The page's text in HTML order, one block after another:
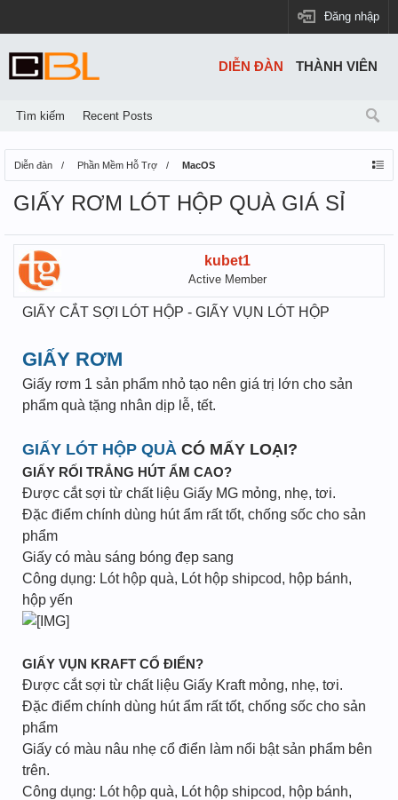
Đăng nhập
Diễn đàn Phần Mềm Hỗ Trợ MacOS
GIẤY RƠM LÓT HỘP QUÀ GIÁ SỈ
kubet1
Active Member
GIẤY CẮT SỢI LÓT HỘP - GIẤY VỤN LÓT HỘP
GIẤY RƠM
Giấy rơm 1 sản phẩm nhỏ tạo nên giá trị lớn cho sản
phẩm quà tặng nhân dịp lễ, tết.
GIẤY LÓT HỘP QUÀ CÓ MẤY LOẠI?
GIẤY RỐI TRẮNG HÚT ẨM CAO?
Được cắt sợi từ chất liệu Giấy MG mỏng, nhẹ, tơi.
Đặc điểm chính dùng hút ẩm rất tốt, chống sốc cho sản
phẩm
Giấy có màu sáng bóng đẹp sang
Công dụng: Lót hộp quà, Lót hộp shipcod, hộp bánh,
hộp yến
GIẤY VỤN KRAFT CỔ ĐIỂN?
Được cắt sợi từ chất liệu Giấy Kraft mỏng, nhẹ, tơi.
Đặc điểm chính dùng hút ẩm rất tốt, chống sốc cho sản
phẩm
Giấy có màu nâu nhẹ cổ điển làm nổi bật sản phẩm bên
trên.
Công dụng: Lót hộp quà, Lót hộp shipcod, hộp bánh,
DIỄN ĐÀN
Tìm kiếm Recent Posts
THÀNH VIÊN